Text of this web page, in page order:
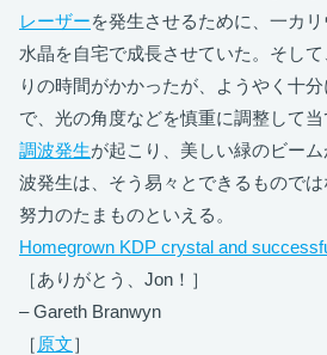
レーザーを発生させるために、一カリ
水晶を自宅で成長させていた。そし
りの時間がかかったが、ようやく十
で、光の角度などを慎重に調整して当
調波発生が起こり、美しい緑のビー
波発生は、そう易々とできるもので
努力のたまものといえる。
Homegrown KDP crystal and
［ありがとう、Jon！］
– Gareth Branwyn
［ 原文］